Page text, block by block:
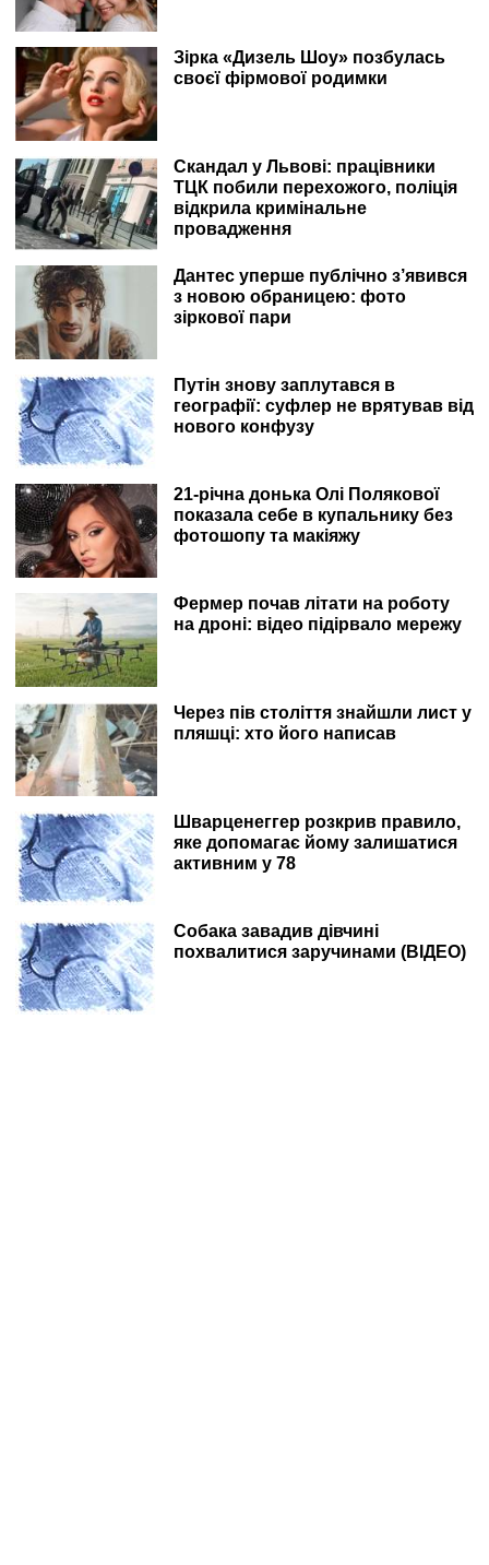
Зірка «Дизель Шоу» позбулась
своєї фірмової родимки
Скандал у Львові: працівники
ТЦК побили перехожого, поліція
відкрила кримінальне
провадження
Дантес уперше публічно з’явився
з новою обраницею: фото
зіркової пари
Путін знову заплутався в
географії: суфлер не врятував від
нового конфузу
21-річна донька Олі Полякової
показала себе в купальнику без
фотошопу та макіяжу
Фермер почав літати на роботу
на дроні: відео підірвало мережу
Через пів століття знайшли лист у
пляшці: хто його написав
Шварценеггер розкрив правило,
яке допомагає йому залишатися
активним у 78
Собака завадив дівчині
похвалитися заручинами (ВІДЕО)